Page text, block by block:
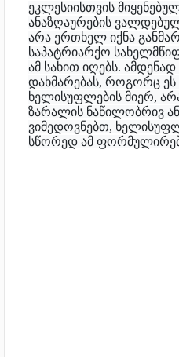
ეკლესიისთვის
ანაზღაურების
არა ერთხელ იქნა
საპატრიარქო
ამ სახით იღებს.
დახმარებას, როგორც
ხელისუფლების მიერ,
ზარალის ნაწილობრივ
ვიმედოვნებთ,
სწორედ ამ